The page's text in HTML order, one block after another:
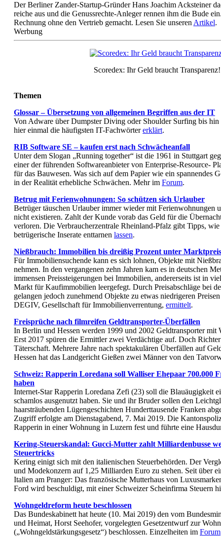
Der Berliner Zander-Startup-Gründer Hans Joachim Acksteiner
reiche aus und die Genussrechte-Anleger rennen ihm die Bude
Rechnung ohne den Vertrieb gemacht. Lesen Sie unseren Artikel.
Werbung
Scoredex: Ihr Geld braucht Transparenz!
Themen
Glossar – Übersetzung von allgemeinen Begriffen aus der IT
Von Adware über Dumpster Diving oder Shoulder Surfing bis
hier einmal die häufigsten IT-Fachwörtererklärt.
RIB Software SE – kaufen erst nach Schwächeanfall
Unter dem Slogan „Running together“ ist die 1961 in Stuttgart
einer der führenden Softwareanbieter von Enterprise-Resource-
für das Bauwesen. Was sich auf dem Papier wie ein spannendes
in der Realität erhebliche Schwächen. Mehr im Forum.
Betrug mit Ferienwohnungen: So schützen sich Urlauber
Betrüger täuschen Urlauber immer wieder mit Ferienwohnungen
nicht existieren. Zahlt der Kunde vorab das Geld für die
verloren. Die Verbraucherzentrale Rheinland-Pfalz gibt Tipps, wie
betrügerische Inserate enttarnen lassen.
Nießbrauch: Immobilien bis dreißig Prozent unter Marktpreis
Für Immobiliensuchende kann es sich lohnen, Objekte mit
nehmen. In den vergangenen zehn Jahren kam es in deutschen
immensen Preissteigerungen bei Immobilien, andererseits ist in
Markt für Kaufimmobilien leergefegt. Durch Preisabschläge bei
gelangen jedoch zunehmend Objekte zu etwas niedrigeren
DEGIV, Gesellschaft für Immobilienverrentung, ermittelt.
Freisprüche nach filmreifen Geldtransporter-Überfällen
In Berlin und Hessen werden 1999 und 2002 Geldtransporter mit
Erst 2017 spüren die Ermittler zwei Verdächtige auf. Doch
Täterschaft. Mehrere Jahre nach spektakulären Überfällen auf
Hessen hat das Landgericht Gießen zwei Männer von den
Schweiz: Rapperin Loredana soll Walliser Ehepaar 700.000
haben
Internet-Star Rapperin Loredana Zefi (23) soll die Blauäugigkeit
schamlos ausgenutzt haben. Sie und ihr Bruder sollen den
haarsträubenden Lügengeschichten Hunderttausende Franken
Zugriff erfolgte am Dienstagabend, 7. Mai 2019. Die
Rapperin in einer Wohnung in Luzern fest und führte eine
Kering-Steuerskandal: Gucci-Mutter zahlt Milliardenbusse
Steuertricks
Kering einigt sich mit den italienischen Steuerbehörden. Der
und Modekonzern auf 1,25 Milliarden Euro zu stehen. Seit über
Italien am Pranger: Das französische Mutterhaus von
Ford wird beschuldigt, mit einer Schweizer Scheinfirma Steuern
Wohngeldreform heute beschlossen
Das Bundeskabinett hat heute (10. Mai 2019) den vom
und Heimat, Horst Seehofer, vorgelegten Gesetzentwurf zur
(„Wohngeldstärkungsgesetz“) beschlossen. Einzelheiten im Forum